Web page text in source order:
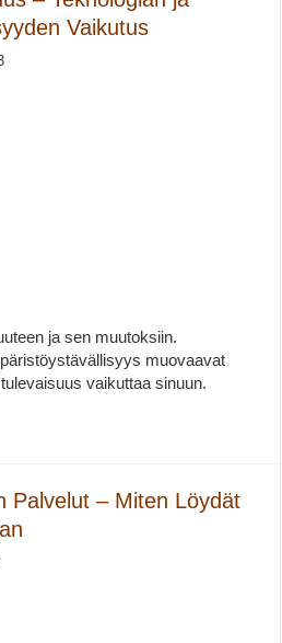
Vaikutus
ja sen muutoksiin.
muovaavat
vaikuttaa sinuun.
Palvelut – Miten Löydät